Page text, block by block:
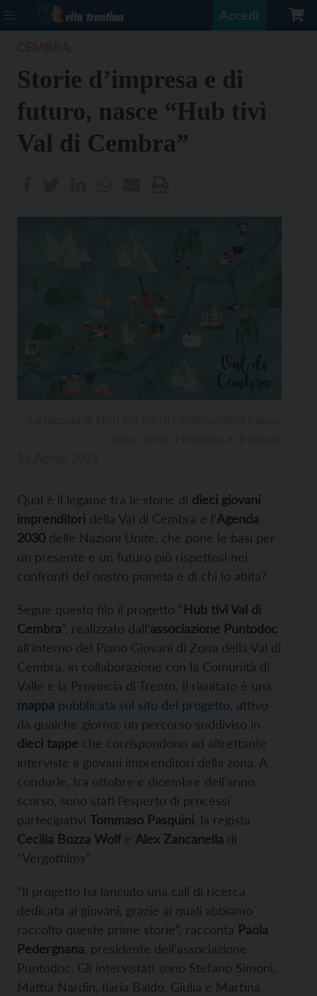
Accedi
Storie d’impresa e di
futuro, nasce “Hub tivì
Val di Cembra”
Qual è il legame tra le storie di dieci giovani
imprenditori della Val di Cembra e l’Agenda
2030 delle Nazioni Unite, che pone le basi per
un presente e un futuro più rispettosi nei
confronti del nostro pianeta e di chi lo abita?
Segue questo filo il progetto “Hub tivì Val di
Cembra”, realizzato dall’associazione Puntodoc
all’interno del Piano Giovani di Zona della Val di
Cembra, in collaborazione con la Comunità di
Valle e la Provincia di Trento. Il risultato è una
mappa pubblicata sul sito del progetto , attivo
da qualche giorno: un percorso suddiviso in
dieci tappe che corrispondono ad altrettante
interviste a giovani imprenditori della zona. A
condurle, tra ottobre e dicembre dell’anno
scorso, sono stati l’esperto di processi
partecipativi Tommaso Pasquini , la regista
Cecilia Bozza Wolfe Alex Zancanella di
“Vergotfilms”.
“Il progetto ha lanciato una call di ricerca
dedicata ai giovani, grazie ai quali abbiamo
raccolto queste prime storie”, racconta Paola
Pedergnana , presidente dell’associazione
Puntodoc. Gli intervistati sono Stefano Simoni,
Mattia Nardin, Ilaria Baldo, Giulia e Martina